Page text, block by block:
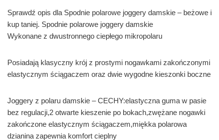
Sprawdź opis dla Spodnie polarowe joggery damskie – beżowe i
kup taniej. Spodnie polarowe joggery damskie
Wykonane z dwustronnego ciepłego mikropolaru
Posiadają klasyczny krój z prostymi nogawkami zakończonymi
elastycznym ściągaczem oraz dwie wygodne kieszonki boczne
Joggery z polaru damskie – CECHY:elastyczna guma w pasie
bez regulacji,2 otwarte kieszenie po bokach,zwężane nogawki
zakończone elastycznym ściągaczem,miękka polarowa
dzianina zapewnia komfort cieplny